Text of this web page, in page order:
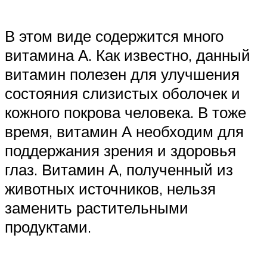
В этом виде содержится много
витамина А. Как известно, данный
витамин полезен для улучшения
состояния слизистых оболочек и
кожного покрова человека. В тоже
время, витамин А необходим для
поддержания зрения и здоровья
глаз. Витамин А, полученный из
животных источников, нельзя
заменить растительными
продуктами.